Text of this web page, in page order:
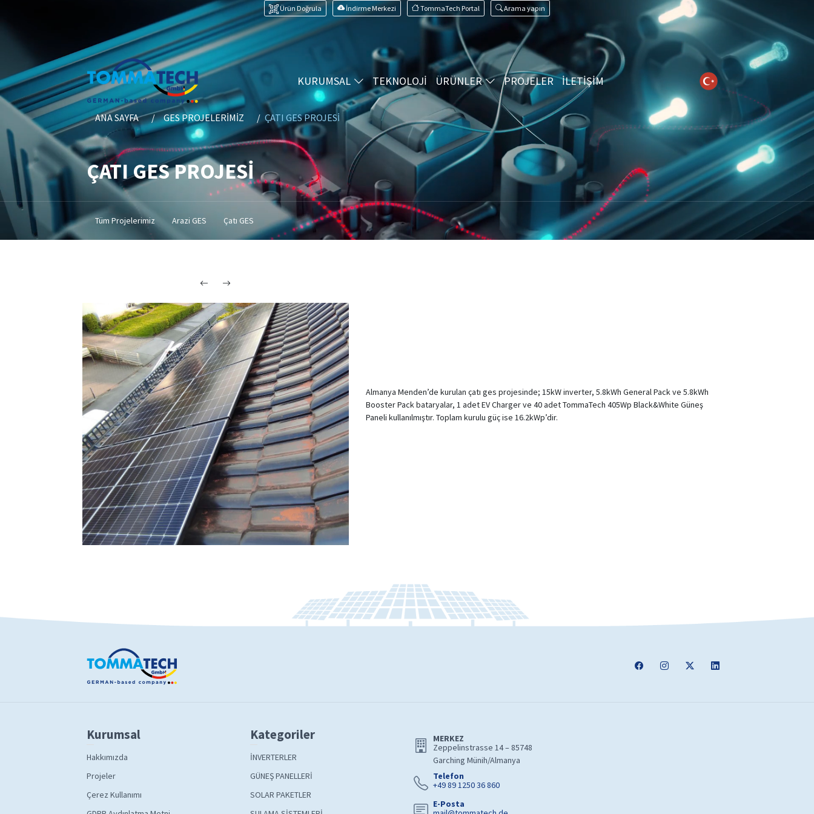
Ürün Doğrula İndirme Merkezi TommaTech Portal Arama yapın
KURUMSAL TEKNOLOJİ ÜRÜNLER PROJELER İLETİŞİM
ANA SAYFA GES PROJELERIMIZ ÇATI GES PROJESİ
ÇATI GES PROJESİ
Tüm Projelerimiz Arazi GES Çatı GES
Almanya Menden’de kurulan çatı ges projesinde; 15kW inverter, 5.8kWh General Pack ve 5.8kWh
Booster Pack bataryalar, 1 adet EV Charger ve 40 adet TommaTech 405Wp Black&White Güneş
Paneli kullanılmıştır. Toplam kurulu güç ise 16.2kWp’dir.
Kurumsal
Hakkımızda
Projeler
Çerez Kullanımı
Kategoriler
İNVERTERLER
GÜNEŞ PANELLERİ
SOLAR PAKETLER
MERKEZ
Zeppelinstrasse 14 – 85748
Garching Münih/Almanya
Telefon
+49 89 1250 36 860
E-Posta